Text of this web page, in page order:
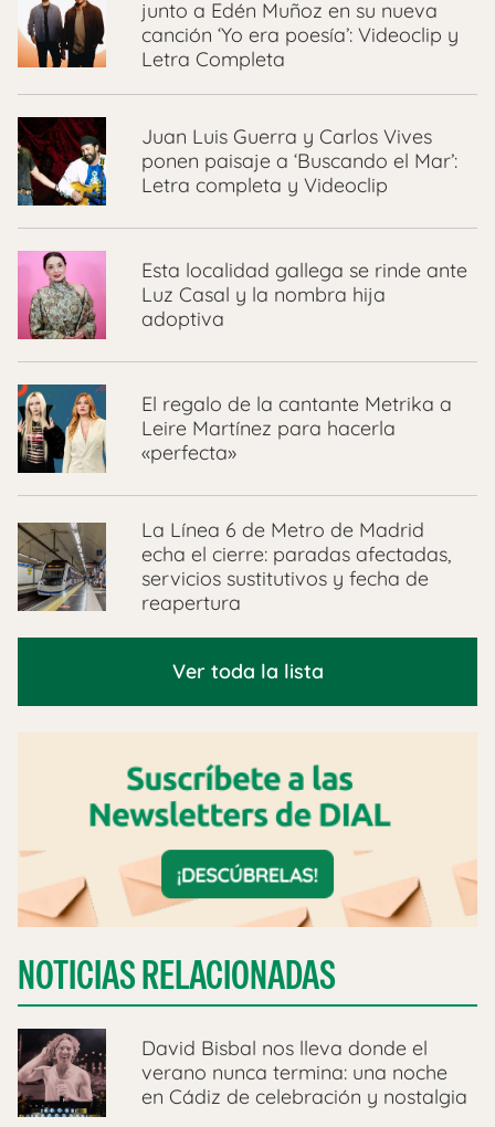
junto a Edén Muñoz en su nueva
canción ‘Yo era poesía’: Videoclip y
Letra Completa
Juan Luis Guerra y Carlos Vives
ponen paisaje a ‘Buscando el Mar’:
Letra completa y Videoclip
Esta localidad gallega se rinde ante
Luz Casal y la nombra hija
adoptiva
El regalo de la cantante Metrika a
Leire Martínez para hacerla
«perfecta»
La Línea 6 de Metro de Madrid
echa el cierre: paradas afectadas,
servicios sustitutivos y fecha de
reapertura
Ver toda la lista
NOTICIAS RELACIONADAS
David Bisbal nos lleva donde el
verano nunca termina: una noche
en Cádiz de celebración y nostalgia